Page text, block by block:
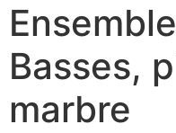
Basses,
marbre